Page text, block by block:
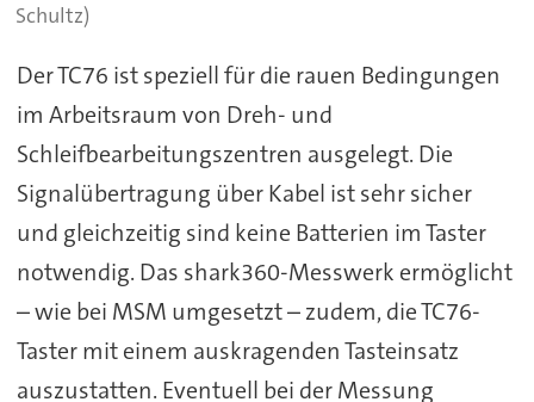
Schultz)
Der TC76 ist speziell für die rauen Bedingungen
im Arbeitsraum von Dreh- und
Schleifbearbeitungszentren ausgelegt. Die
Signalübertragung über Kabel ist sehr sicher
und gleichzeitig sind keine Batterien im Taster
notwendig. Das shark360-Messwerk ermöglicht
– wie bei MSM umgesetzt – zudem, die TC76-
Taster mit einem auskragenden Tasteinsatz
auszustatten. Eventuell bei der Messung